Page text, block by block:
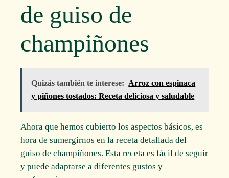
de guiso de
champiñones
Quizás también te interese: Arroz con espinaca
y piñones tostados: Receta deliciosa y saludable
Ahora que hemos cubierto los aspectos básicos, es
hora de sumergirnos en la receta detallada del
guiso de champiñones. Esta receta es fácil de seguir
y puede adaptarse a diferentes gustos y